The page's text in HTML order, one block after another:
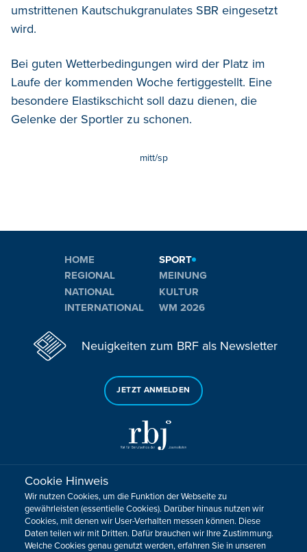
umstrittenen Kautschukgranulates SBR eingesetzt
wird.
Bei guten Wetterbedingungen wird der Platz im
Laufe der kommenden Woche fertiggestellt. Eine
besondere Elastikschicht soll dazu dienen, die
Gelenke der Sportler zu schonen.
mitt/sp
HOME
REGIONAL
NATIONAL
INTERNATIONAL
SPORT
MEINUNG
KULTUR
WM 2026
Neuigkeiten zum BRF als Newsletter
JETZT ANMELDEN
Sie haben noch Fragen oder Anmerkungen?
KONTAKTIEREN SIE UNS!
Impressum Datenschutz Kontakt
Barrierefreiheit
Cookie Hinweis
Wir nutzen Cookies, um die Funktion der Webseite zu
gewährleisten (essentielle Cookies). Darüber hinaus nutzen wir
Cookies, mit denen wir User-Verhalten messen können. Diese
Daten teilen wir mit Dritten. Dafür brauchen wir Ihre Zustimmung.
Welche Cookies genau genutzt werden, erfahren Sie in unseren